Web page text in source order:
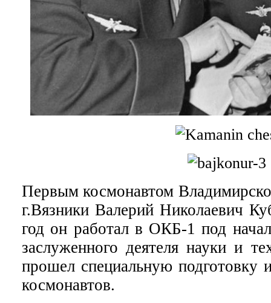
Первым космонавтом
г.Вязники Валерий Николаевич
год он работал в ОКБ-1 под
заслуженного деятеля науки и
прошел специальную подготовку
космонавтов.